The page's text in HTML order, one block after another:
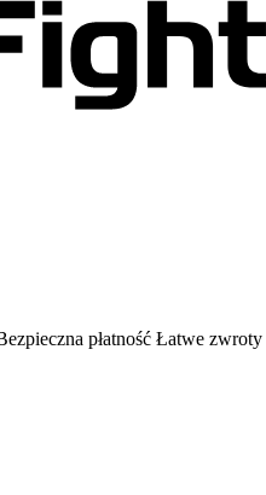
płatność Łatwe zwroty